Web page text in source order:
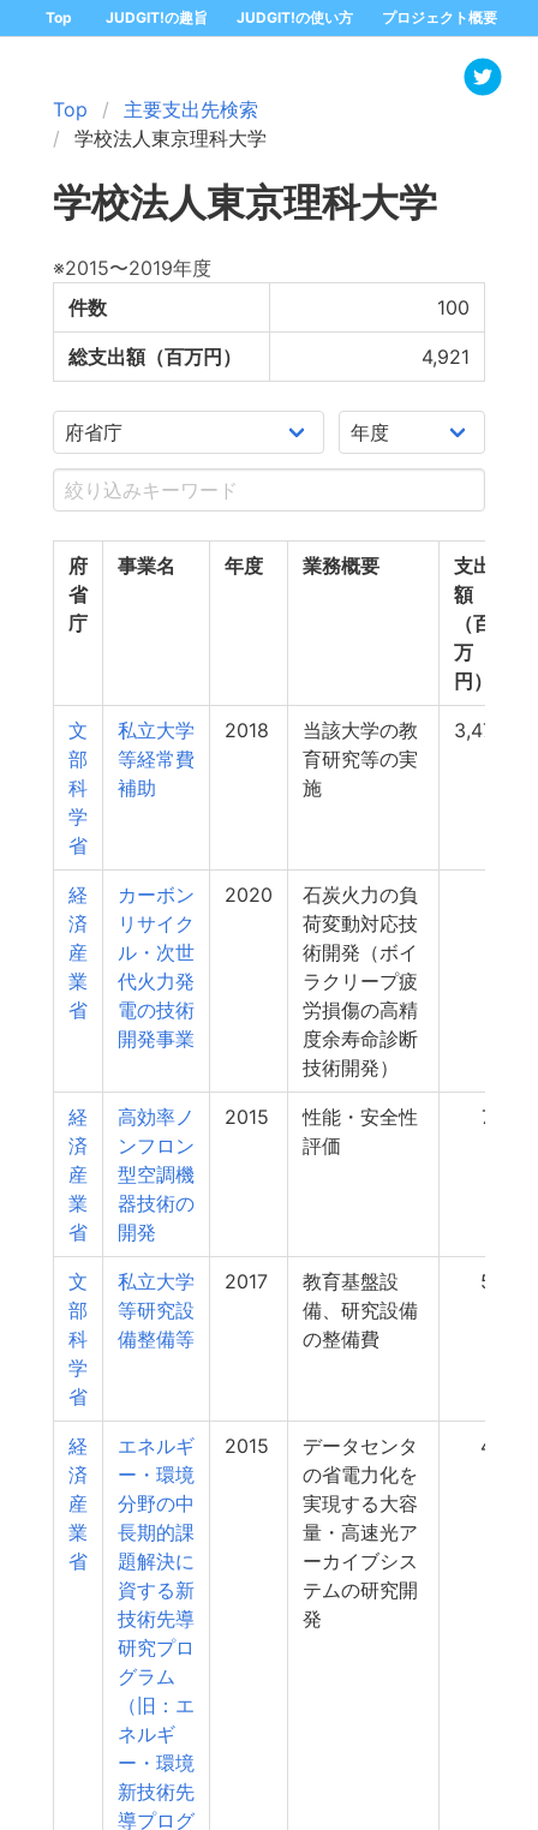
Top JUDGIT!の趣旨 JUDGIT!の使い方 プロジェクト概要
Top
主要支出先検索
学校法人東京理科大学
学校法人東京理科大学
※2015〜2019年度
件数
100
総支出額（百万円） 4,921
府
省
庁
事業名 年度 業務概要
支出
額
（百
万
円）
文
部
科
学
省
私立大学
等経常費
補助
2018
当該大学の教
育研究等の実
施
3,474
経
済
産
業
省
カーボン
リサイク
ル・次世
代火力発
電の技術
開発事業
2020
石炭火力の負
荷変動対応技
術開発（ボイ
ラクリープ疲
労損傷の高精
度余寿命診断
技術開発）
経
済
産
業
省
高効率ノ
ンフロン
型空調機
器技術の
開発
2015
性能・安全性
評価
70
文
部
科
学
省
私立大学
等研究設
備整備等
2017
教育基盤設
備、研究設備
の整備費
53
経
済
産
業
省
エネルギ
ー・環境
分野の中
長期的課
題解決に
資する新
技術先導
研究プロ
グラム
（旧：エ
ネルギ
ー・環境
新技術先
導プログ
2015
データセンタ
の省電力化を
実現する大容
量・高速光ア
ーカイブシス
テムの研究開
発
49